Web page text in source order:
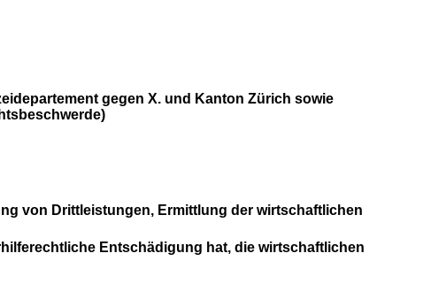
gegen X. und Kanton Zürich sowie
von Drittleistungen, Ermittlung der wirtschaftlichen
Entschädigung hat, die wirtschaftlichen